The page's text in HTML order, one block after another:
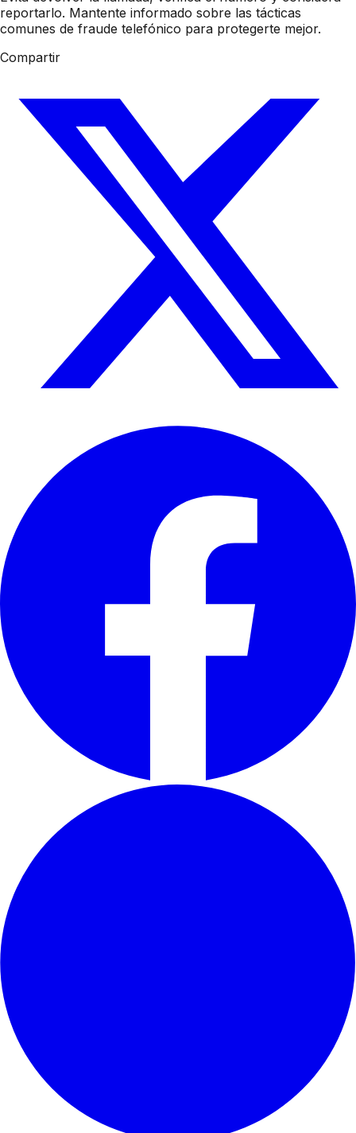
reportarlo. Mantente informado sobre las tácticas
comunes de fraude telefónico para protegerte mejor.
Compartir